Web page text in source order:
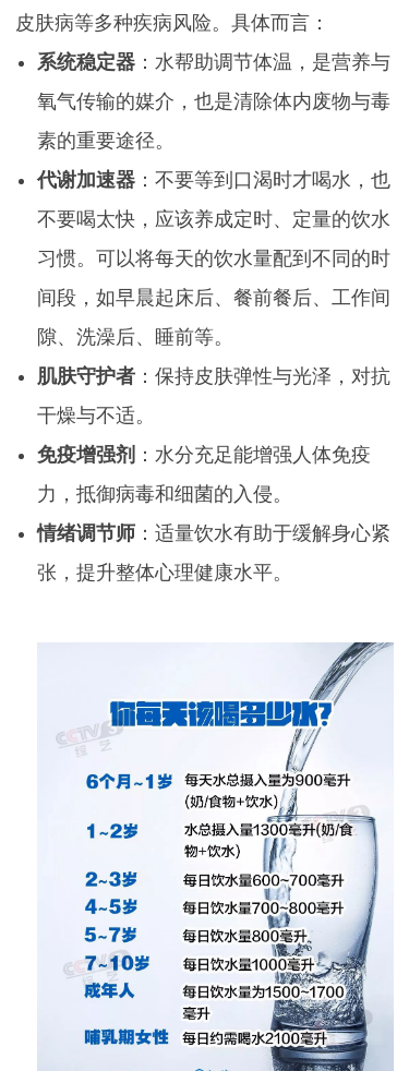
皮肤病等多种疾病风险。具体而言：
系统稳定器 ：水帮助调节体温，是营养与
氧气传输的媒介，也是清除体内废物与毒
素的重要途径。
代谢加速器 ：不要等到口渴时才喝水，也
不要喝太快，应该养成定时、定量的饮水
习惯。可以将每天的饮水量配到不同的时
间段，如早晨起床后、餐前餐后、工作间
隙、洗澡后、睡前等。
肌肤守护者 ：保持皮肤弹性与光泽，对抗
干燥与不适。
免疫增强剂 ：水分充足能增强人体免疫
力，抵御病毒和细菌的入侵。
情绪调节师 ：适量饮水有助于缓解身心紧
张，提升整体心理健康水平。